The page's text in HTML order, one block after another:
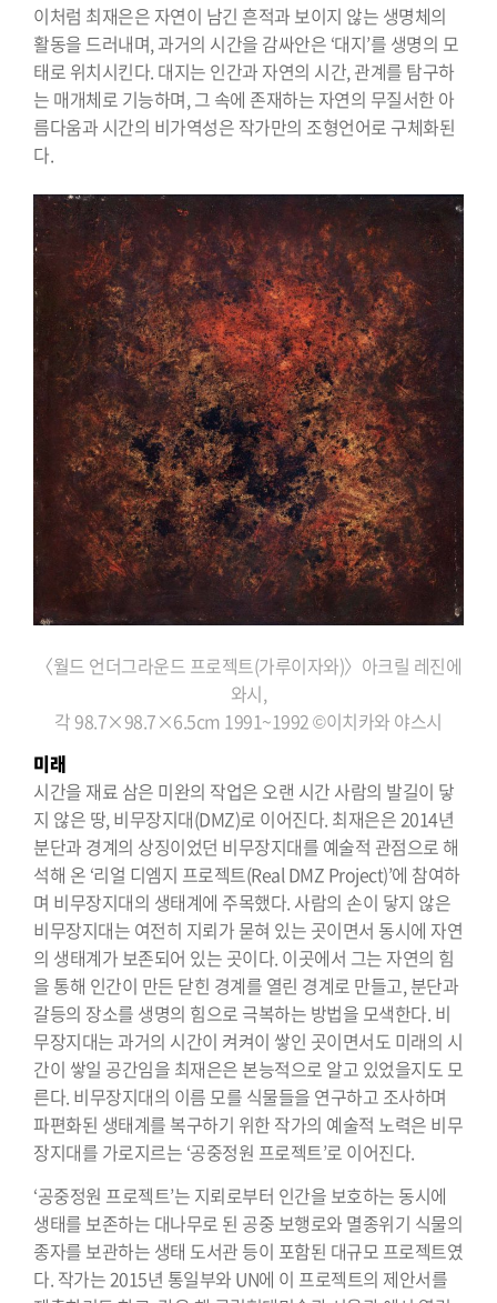
이처럼 최재은은 자연이 남긴 흔적과 보이지 않는 생명체의
활동을 드러내며, 과거의 시간을 감싸안은 ‘대지’를 생명의 모
태로 위치시킨다. 대지는 인간과 자연의 시간, 관계를 탐구하
는 매개체로 기능하며, 그 속에 존재하는 자연의 무질서한 아
름다움과 시간의 비가역성은 작가만의 조형언어로 구체화된
다.
〈월드 언더그라운드 프로젝트(가루이자와)〉아크릴 레진에
와시,
각 98.7×98.7×6.5cm 1991~1992 ©이치카와 야스시
미래
시간을 재료 삼은 미완의 작업은 오랜 시간 사람의 발길이 닿
지 않은 땅, 비무장지대(DMZ)로 이어진다. 최재은은 2014년
분단과 경계의 상징이었던 비무장지대를 예술적 관점으로 해
석해 온 ‘리얼 디엠지 프로젝트(Real DMZ Project)’에 참여하
며 비무장지대의 생태계에 주목했다. 사람의 손이 닿지 않은
비무장지대는 여전히 지뢰가 묻혀 있는 곳이면서 동시에 자연
의 생태계가 보존되어 있는 곳이다. 이곳에서 그는 자연의 힘
을 통해 인간이 만든 닫힌 경계를 열린 경계로 만들고, 분단과
갈등의 장소를 생명의 힘으로 극복하는 방법을 모색한다. 비
무장지대는 과거의 시간이 켜켜이 쌓인 곳이면서도 미래의 시
간이 쌓일 공간임을 최재은은 본능적으로 알고 있었을지도 모
른다. 비무장지대의 이름 모를 식물들을 연구하고 조사하며
파편화된 생태계를 복구하기 위한 작가의 예술적 노력은 비무
장지대를 가로지르는 ‘공중정원 프로젝트’로 이어진다.
‘공중정원 프로젝트’는 지뢰로부터 인간을 보호하는 동시에
생태를 보존하는 대나무로 된 공중 보행로와 멸종위기 식물의
종자를 보관하는 생태 도서관 등이 포함된 대규모 프로젝트였
다. 작가는 2015년 통일부와 UN에 이 프로젝트의 제안서를